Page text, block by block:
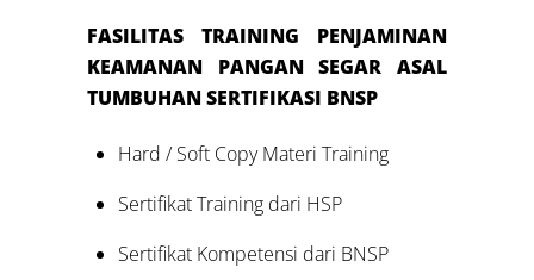
FASILITAS TRAINING PENJAMINAN
KEAMANAN PANGAN SEGAR ASAL
TUMBUHAN SERTIFIKASI BNSP
Hard / Soft Copy Materi Training
Sertifikat Training dari HSP
Sertifikat Kompetensi dari BNSP